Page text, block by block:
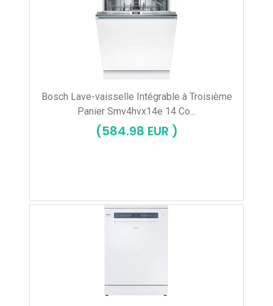
Bosch Lave-vaisselle Intégrable à Troisième
Panier Smv4hvx14e 14 Co...
(584.98 EUR )